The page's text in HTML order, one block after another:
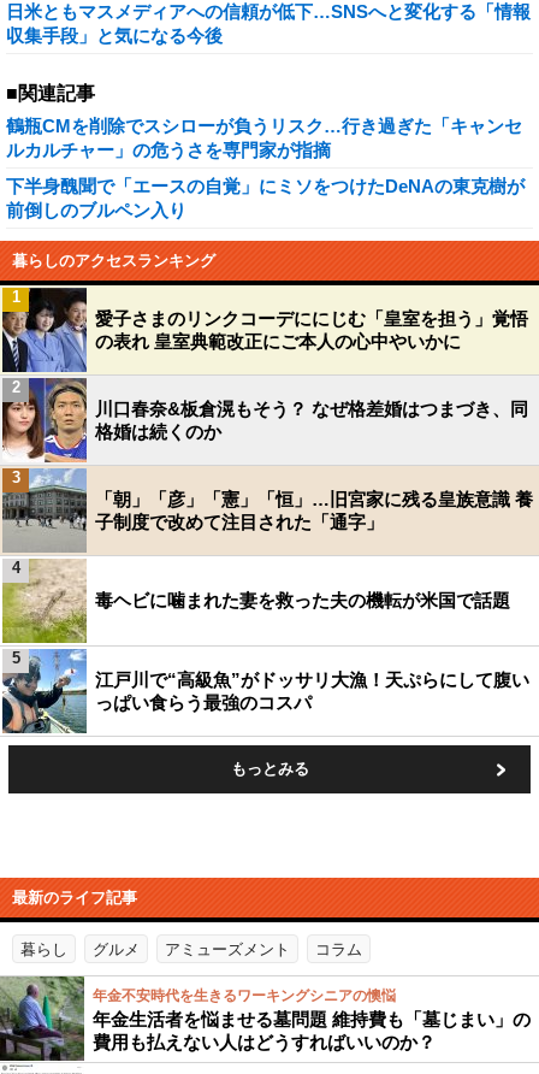
日米ともマスメディアへの信頼が低下…SNSへと変化する「情報
収集手段」と気になる今後
■関連記事
鶴瓶CMを削除でスシローが負うリスク…行き過ぎた「キャンセ
ルカルチャー」の危うさを専門家が指摘
下半身醜聞で「エースの自覚」にミソをつけたDeNAの東克樹が
前倒しのブルペン入り
暮らしのアクセスランキング
愛子さまのリンクコーデににじむ「皇室を担う」覚悟
の表れ 皇室典範改正にご本人の心中やいかに
1
川口春奈&板倉滉もそう？ なぜ格差婚はつまづき、同
格婚は続くのか
2
「朝」「彦」「憲」「恒」…旧宮家に残る皇族意識 養
子制度で改めて注目された「通字」
3
毒ヘビに噛まれた妻を救った夫の機転が米国で話題
4
江戸川で“高級魚”がドッサリ大漁！天ぷらにして腹い
っぱい食らう最強のコスパ
5
もっとみる
最新のライフ記事
暮らし グルメ アミューズメント コラム
年金不安時代を生きるワーキングシニアの懊悩
年金生活者を悩ませる墓問題 維持費も「墓じまい」の
費用も払えない人はどうすればいいのか？